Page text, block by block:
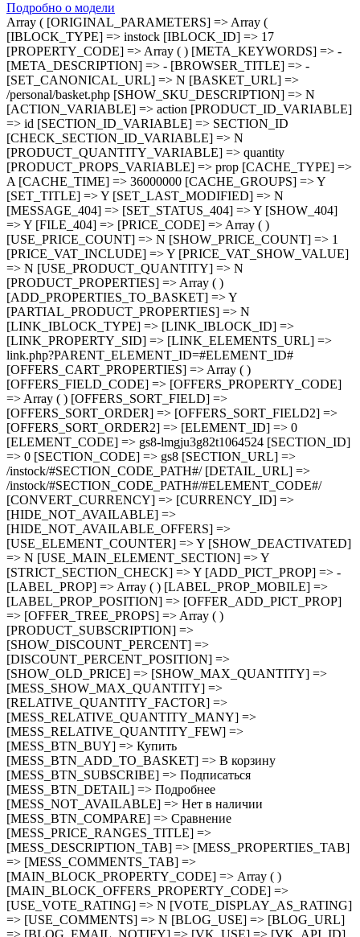
Подробно о модели
Array ( [ORIGINAL_PARAMETERS] => Array ( [IBLOCK_TYPE] => instock [IBLOCK_ID] => 17 [PROPERTY_CODE] => Array ( ) [META_KEYWORDS] => - [META_DESCRIPTION] => - [BROWSER_TITLE] => - [SET_CANONICAL_URL] => N [BASKET_URL] => /personal/basket.php [SHOW_SKU_DESCRIPTION] => N [ACTION_VARIABLE] => action [PRODUCT_ID_VARIABLE] => id [SECTION_ID_VARIABLE] => SECTION_ID [CHECK_SECTION_ID_VARIABLE] => N [PRODUCT_QUANTITY_VARIABLE] => quantity [PRODUCT_PROPS_VARIABLE] => prop [CACHE_TYPE] => A [CACHE_TIME] => 36000000 [CACHE_GROUPS] => Y [SET_TITLE] => Y [SET_LAST_MODIFIED] => N [MESSAGE_404] => [SET_STATUS_404] => Y [SHOW_404] => Y [FILE_404] => [PRICE_CODE] => Array ( ) [USE_PRICE_COUNT] => N [SHOW_PRICE_COUNT] => 1 [PRICE_VAT_INCLUDE] => Y [PRICE_VAT_SHOW_VALUE] => N [USE_PRODUCT_QUANTITY] => N [PRODUCT_PROPERTIES] => Array ( ) [ADD_PROPERTIES_TO_BASKET] => Y [PARTIAL_PRODUCT_PROPERTIES] => N [LINK_IBLOCK_TYPE] => [LINK_IBLOCK_ID] => [LINK_PROPERTY_SID] => [LINK_ELEMENTS_URL] => link.php?PARENT_ELEMENT_ID=#ELEMENT_ID# [OFFERS_CART_PROPERTIES] => Array ( ) [OFFERS_FIELD_CODE] => [OFFERS_PROPERTY_CODE] => Array ( ) [OFFERS_SORT_FIELD] => [OFFERS_SORT_ORDER] => [OFFERS_SORT_FIELD2] => [OFFERS_SORT_ORDER2] => [ELEMENT_ID] => 0 [ELEMENT_CODE] => gs8-lmgju3g82t1064524 [SECTION_ID] => 0 [SECTION_CODE] => gs8 [SECTION_URL] => /instock/#SECTION_CODE_PATH#/ [DETAIL_URL] => /instock/#SECTION_CODE_PATH#/#ELEMENT_CODE#/ [CONVERT_CURRENCY] => [CURRENCY_ID] => [HIDE_NOT_AVAILABLE] => [HIDE_NOT_AVAILABLE_OFFERS] => [USE_ELEMENT_COUNTER] => Y [SHOW_DEACTIVATED] => N [USE_MAIN_ELEMENT_SECTION] => Y [STRICT_SECTION_CHECK] => Y [ADD_PICT_PROP] => - [LABEL_PROP] => Array ( ) [LABEL_PROP_MOBILE] => [LABEL_PROP_POSITION] => [OFFER_ADD_PICT_PROP] => [OFFER_TREE_PROPS] => Array ( ) [PRODUCT_SUBSCRIPTION] => [SHOW_DISCOUNT_PERCENT] => [DISCOUNT_PERCENT_POSITION] => [SHOW_OLD_PRICE] => [SHOW_MAX_QUANTITY] => [MESS_SHOW_MAX_QUANTITY] => [RELATIVE_QUANTITY_FACTOR] => [MESS_RELATIVE_QUANTITY_MANY] => [MESS_RELATIVE_QUANTITY_FEW] => [MESS_BTN_BUY] => Купить [MESS_BTN_ADD_TO_BASKET] => В корзину [MESS_BTN_SUBSCRIBE] => Подписаться [MESS_BTN_DETAIL] => Подробнее [MESS_NOT_AVAILABLE] => Нет в наличии [MESS_BTN_COMPARE] => Сравнение [MESS_PRICE_RANGES_TITLE] => [MESS_DESCRIPTION_TAB] => [MESS_PROPERTIES_TAB] => [MESS_COMMENTS_TAB] => [MAIN_BLOCK_PROPERTY_CODE] => Array ( ) [MAIN_BLOCK_OFFERS_PROPERTY_CODE] => [USE_VOTE_RATING] => N [VOTE_DISPLAY_AS_RATING] => [USE_COMMENTS] => N [BLOG_USE] => [BLOG_URL] => [BLOG_EMAIL_NOTIFY] => [VK_USE] => [VK_API_ID] => API_ID [FB_USE] => [FB_APP_ID] => [BRAND_USE] => N [BRAND_PROP_CODE] => [DISPLAY_NAME] => Y [IMAGE_RESOLUTION] => 16by9 [PRODUCT_INFO_BLOCK_ORDER] => sku,props [PRODUCT_PAY_BLOCK_ORDER] => rating,price,priceRanges,quantityLimit,quantity,buttons [ADD_DETAIL_TO_SLIDER] => N [TEMPLATE_THEME] => blue [ADD_SECTIONS_CHAIN] => Y [ADD_ELEMENT_CHAIN] => Y [DISPLAY_PREVIEW_TEXT_MODE] => E [DETAIL_PICTURE_MODE] => Array ( [0] => POPUP [1] => MAGNIFIER ) [ADD_TO_BASKET_ACTION] => [ADD_TO_BASKET_ACTION_PRIMARY] => [SHOW_CLOSE_POPUP] => [DISPLAY_COMPARE] => N [COMPARE_PATH] => /instock/compare.php?action=#ACTION_CODE# [USE_COMPARE_LIST] => Y [BACKGROUND_IMAGE] => - [COMPATIBLE_MODE] => Y [DISABLE_INIT_JS_IN_COMPONENT] => N [SET_VIEWED_IN_COMPONENT] => [SHOW_SLIDER] => N [SLIDER_INTERVAL] => [SLIDER_PROGRESS] => [USE_ENHANCED_ECOMMERCE] => N [DATA_LAYER_NAME] => [BRAND_PROPERTY] => [USE_GIFTS_DETAIL] => Y [USE_GIFTS_MAIN_PR_SECTION_LIST] => Y [GIFTS_SHOW_DISCOUNT_PERCENT] => [GIFTS_SHOW_OLD_PRICE] => [GIFTS_DETAIL_PAGE_ELEMENT_COUNT] => 4 [GIFTS_DETAIL_HIDE_BLOCK_TITLE] => [GIFTS_DETAIL_TEXT_LABEL_GIFT] => [GIFTS_DETAIL_BLOCK_TITLE] => [GIFTS_SHOW_NAME] => [GIFTS_SHOW_IMAGE] => [GIFTS_MESS_BTN_BUY] => [GIFTS_PRODUCT_BLOCKS_ORDER] => price,props,sku,quantityLimit,quantity,buttons [GIFTS_SHOW_SLIDER] => N [GIFTS_SLIDER_INTERVAL] => [GIFTS_SLIDER_PROGRESS] => [GIFTS_MAIN_PRODUCT_DETAIL_PAGE_ELEMENT_COUNT] => 4 [GIFTS_MAIN_PRODUCT_DETAIL_BLOCK_TITLE] => [GIFTS_MAIN_PRODUCT_DETAIL_HIDE_BLOCK_TITLE] => [USER_CONSENT] => N [USER_CONSENT_ID] => 0 [USER_CONSENT_IS_CHECKED] => Y [USER_CONSENT_IS_LOADED] => N [PRODUCT_DISPLAY_MODE] => Y [CURRENT_BASE_PAGE] => /instock/gs8/gs8-lmgju3g82t1064524/ [PARENT_NAME] => bitrix:catalog [PARENT_TEMPLATE_NAME] => instock [PARENT_TEMPLATE_PAGE] => element ) [USE_CATALOG_BUTTONS] => Array ( ) [BUY_URL_TEMPLATE] => /instock/gs8/gs8-lmgju3g82t1064524/?action=BUY&id=#ID# [ADD_URL_TEMPLATE] => /instock/gs8/gs8-lmgju3g82t1064524/?action=ADD2BASKET&id=#ID# [SUBSCRIBE_URL_TEMPLATE] => /instock/gs8/gs8-lmgju3g82t1064524/?action=SUBSCRIBE_PRODUCT&id=#ID# [COMPARE_URL_TEMPLATE] => /instock/gs8/gs8-lmgju3g82t1064524/?action=ADD_TO_COMPARE_LIST&id=#ID# [COMPARE_DELETE_URL_TEMPLATE] => /instock/gs8/gs8-lmgju3g82t1064524/?action=DELETE_FROM_COMPARE_LIST&id=#ID# [~BUY_URL_TEMPLATE] => /instock/gs8/gs8-lmgju3g82t1064524/?action=BUY&id=#ID# [~ADD_URL_TEMPLATE] => /instock/gs8/gs8-lmgju3g82t1064524/?action=ADD2BASKET&id=#ID# [~SUBSCRIBE_URL_TEMPLATE] => /instock/gs8/gs8-lmgju3g82t1064524/?action=SUBSCRIBE_PRODUCT&id=#ID# [~COMPARE_URL_TEMPLATE] => /instock/gs8/gs8-lmgju3g82t1064524/?action=ADD_TO_COMPARE_LIST&id=#ID# [~COMPARE_DELETE_URL_TEMPLATE] => /instock/gs8/gs8-lmgju3g82t1064524/?action=DELETE_FROM_COMPARE_LIST&id=#ID# [CONVERT_CURRENCY] => Array ( ) [CATALOGS] => Array ( ) [MODULES] => Array ( [iblock] => 1 [catalog] => [currency] => [workflow] => ) [PRICES_ALLOW] => Array ( ) [CATALOG] => [CAT_PRICES] => Array ( ) [PRICES] => Array ( ) [PRICE_MATRIX] => [MIN_PRICE] => [ID] => 4122 [~ID] => 4122 [IBLOCK_ID] => 17 [~IBLOCK_ID] => 17 [CODE] => gs8-lmgju3g82t1064524 [~CODE] => gs8-lmgju3g82t1064524 [XML_ID] => 4122 [~XML_ID] => 4122 [NAME] => GS8 [~NAME] => GS8 [ACTIVE] => Y [~ACTIVE] => Y [DATE_ACTIVE_FROM] => [~DATE_ACTIVE_FROM] => [DATE_ACTIVE_TO] => [~DATE_ACTIVE_TO] => [SORT] => 500 [~SORT] => 500 [PREVIEW_TEXT] => [~PREVIEW_TEXT] => [PREVIEW_TEXT_TYPE] => text [~PREVIEW_TEXT_TYPE] => text [DETAIL_TEXT] => [~DETAIL_TEXT] => [DETAIL_TEXT_TYPE] => text [~DETAIL_TEXT_TYPE] => text [DATE_CREATE] => 06.06.2026 13:41:10 [~DATE_CREATE] => 06.06.2026 13:41:10 [CREATED_BY] => 0 [~CREATED_BY] => 0 [TAGS] => [~TAGS] => [TIMESTAMP_X] => 09.08.2026 08:14:35 [~TIMESTAMP_X] => 09.08.2026 08:14:35 [MODIFIED_BY] => 1 [~MODIFIED_BY] => 1 [IBLOCK_SECTION_ID] => 7 [~IBLOCK_SECTION_ID] => 7 [DETAIL_PAGE_URL] => /instock/gs8/gs8-lmgju3g82t1064524/ [~DETAIL_PAGE_URL] => /instock/gs8/gs8-lmgju3g82t1064524/ [DETAIL_PICTURE] => Array ( [ID] => 17814920 [TIMESTAMP_X] => 09.08.2026 08:14:35 [MODULE_ID] => iblock [HEIGHT] => 2000 [WIDTH] => 3000 [FILE_SIZE] => 976687 [CONTENT_TYPE] => image/jpeg [SUBDIR] => iblock/6fb [FILE_NAME] => 0oscyhlx8qz869rsue3z0pvo0v8vheu7.jpg [ORIGINAL_NAME] => 6a83b487a6a07c733e760a80ee4771ec.jpg [DESCRIPTION] => [HANDLER_ID] => [EXTERNAL_ID] => 0217669365596d6f2639e366c4f546f2 [VERSION_ORIGINAL_ID] => [META] => [SRC] => /upload/iblock/6fb/0oscyhlx8qz869rsue3z0pvo0v8vheu7.jpg [UNSAFE_SRC] => /upload/iblock/6fb/0oscyhlx8qz869rsue3z0pvo0v8vheu7.jpg [SAFE_SRC] => /upload/iblock/6fb